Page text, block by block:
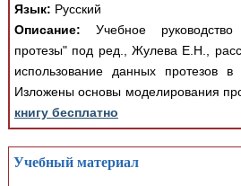
Язык: Русский
Описание: Учебное руководство
протезы" под ред., Жулева Е.Н.,
использование данных протезов в
Изложены основы моделирования
книгу бесплатно
Учебный материал